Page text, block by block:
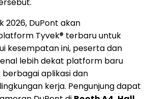
2026, DuPont akan
Tyvek® terbaru untuk
kesempatan ini, peserta dan
lebih dekat platform baru
aplikasi dan
kerja. Pengunjung dapat